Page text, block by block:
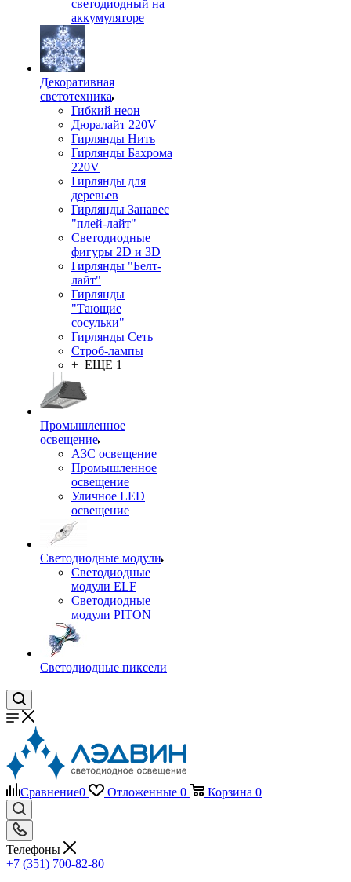
светодиодный на
аккумуляторе
Декоративная
светотехника
Гибкий неон
Дюралайт 220V
Гирлянды Нить
Гирлянды Бахрома
220V
Гирлянды для
деревьев
Гирлянды Занавес
"плей-лайт"
Светодиодные
фигуры 2D и 3D
Гирлянды "Белт-
лайт"
Гирлянды
"Тающие
сосульки"
Гирлянды Сеть
Строб-лампы
+ ЕЩЕ 1
Промышленное
освещение
АЗС освещение
Промышленное
освещение
Уличное LED
освещение
Светодиодные модули
Светодиодные
модули ELF
Светодиодные
модули PITON
Светодиодные пиксели
Сравнение0 Отложенные 0 Корзина 0
Телефоны
+7 (351) 700-82-80